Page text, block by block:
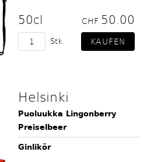
50cl CHF 50.00
Stk.
Helsinki
Puoluukka Lingonberry
Preiselbeer
Ginlikör